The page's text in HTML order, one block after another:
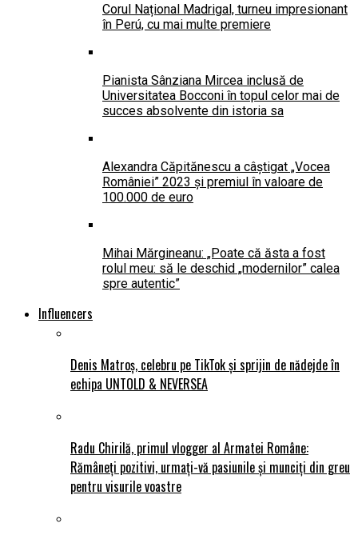
Corul Național Madrigal, turneu impresionant
în Perú, cu mai multe premiere
Pianista Sânziana Mircea inclusă de
Universitatea Bocconi în topul celor mai de
succes absolvente din istoria sa
Alexandra Căpitănescu a câștigat „Vocea
României” 2023 și premiul în valoare de
100.000 de euro
Mihai Mărgineanu: „Poate că ăsta a fost
rolul meu: să le deschid „modernilor” calea
spre autentic”
Influencers
Denis Matroș, celebru pe TikTok și sprijin de nădejde în
echipa UNTOLD & NEVERSEA
Radu Chirilă, primul vlogger al Armatei Române:
Rămâneți pozitivi, urmați-vă pasiunile și munciți din greu
pentru visurile voastre